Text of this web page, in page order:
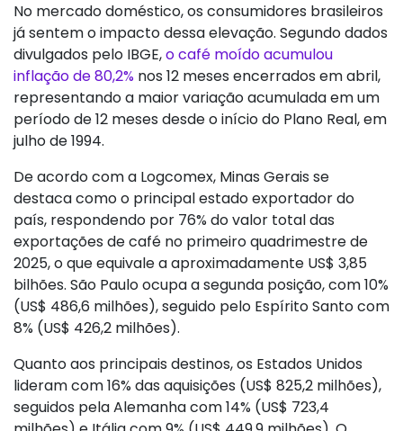
No mercado doméstico, os consumidores brasileiros
já sentem o impacto dessa elevação. Segundo dados
divulgados pelo IBGE,o café moído acumulou
inflação de 80,2% nos 12 meses encerrados em abril,
representando a maior variação acumulada em um
período de 12 meses desde o início do Plano Real, em
julho de 1994.
De acordo com a Logcomex, Minas Gerais se
destaca como o principal estado exportador do
país, respondendo por 76% do valor total das
exportações de café no primeiro quadrimestre de
2025, o que equivale a aproximadamente US$ 3,85
bilhões. São Paulo ocupa a segunda posição, com 10%
(US$ 486,6 milhões), seguido pelo Espírito Santo com
8% (US$ 426,2 milhões).
Quanto aos principais destinos, os Estados Unidos
lideram com 16% das aquisições (US$ 825,2 milhões),
seguidos pela Alemanha com 14% (US$ 723,4